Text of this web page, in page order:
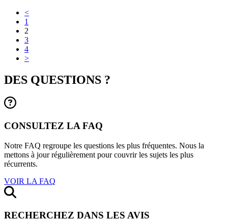
<
1
2
3
4
>
DES QUESTIONS ?
CONSULTEZ LA FAQ
Notre FAQ regroupe les questions les plus fréquentes. Nous la
mettons à jour régulièrement pour couvrir les sujets les plus
récurrents.
VOIR LA FAQ
RECHERCHEZ DANS LES AVIS